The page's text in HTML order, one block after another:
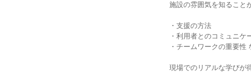
施設の雰囲気を知ること
・支援の方法
・利用者とのコミュニケ
・チームワークの重要性
現場でのリアルな学びが